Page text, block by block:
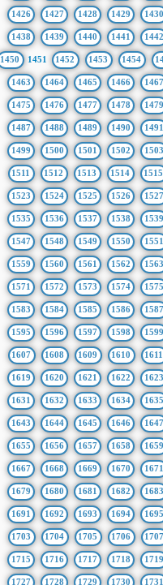
1426 1427 1428 1429 1430
1438 1439 1440 1441 1442
1450 1451 1452 1453 1454
1463 1464 1465 1466 1467
1475 1476 1477 1478 1479
1487 1488 1489 1490 1491
1499 1500 1501 1502 1503
1511 1512 1513 1514 1515
1523 1524 1525 1526 1527
1535 1536 1537 1538 1539
1547 1548 1549 1550 1551
1559 1560 1561 1562 1563
1571 1572 1573 1574 1575
1583 1584 1585 1586 1587
1595 1596 1597 1598 1599
1607 1608 1609 1610 1611
1619 1620 1621 1622 1623
1631 1632 1633 1634 1635
1643 1644 1645 1646 1647
1655 1656 1657 1658 1659
1667 1668 1669 1670 1671
1679 1680 1681 1682 1683
1691 1692 1693 1694 1695
1703 1704 1705 1706
1715 1716 1717 1718 1719
1727 1728 1729 1730 1731